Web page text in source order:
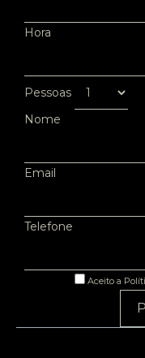
Hora
Pessoas
Nome
Email
Telefone
Aceito a